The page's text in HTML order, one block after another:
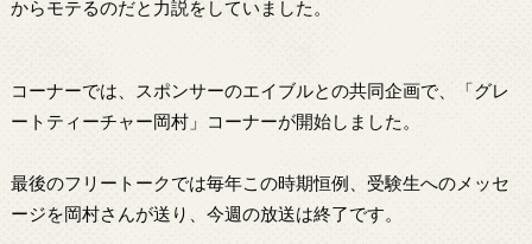
からモテるのだと力説をしていました。
コーナーでは、スポンサーのエイブルとの共同企画で、「グレ
ートティーチャー岡村」コーナーが開始しました。
最後のフリートークでは毎年この時期恒例、受験生へのメッセ
ージを岡村さんが送り、今週の放送は終了です。